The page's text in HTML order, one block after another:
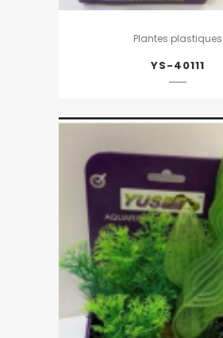
Plantes plastiques
YS-40111